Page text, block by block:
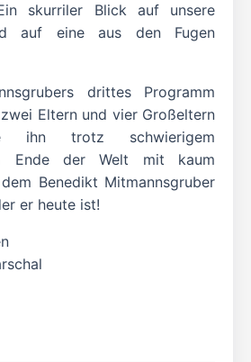
skurriler Blick auf unsere
auf eine aus den Fugen
drittes Programm
zwei Eltern und vier Großeltern
ihn trotz schwierigem
Ende der Welt mit kaum
Benedikt Mitmannsgruber
er heute ist!